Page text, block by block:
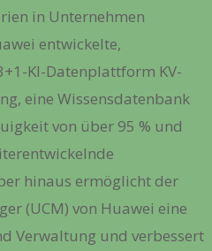
in Unternehmen
entwickelte,
KI-Datenplattform KV-
eine Wissensdatenbank
von über 95 % und
hinaus ermöglicht der
(UCM) von Huawei eine
Verwaltung und verbessert